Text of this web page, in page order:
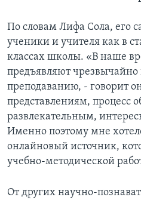
По словам Лифа Сола, его
ученики и учителя как в
классах школы. «В наше
предъявляют чрезвычайно
преподаванию, - говорит
представлениям, процесс
развлекательным,
Именно поэтому мне
онлайновый источник,
учебно-методической
От других научно-